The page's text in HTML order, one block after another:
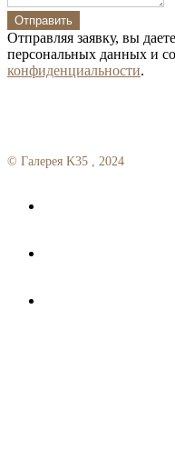
Отправить
Отправляя заявку, вы
персональных данных и
конфиденциальности.
© Галерея K35 , 2024